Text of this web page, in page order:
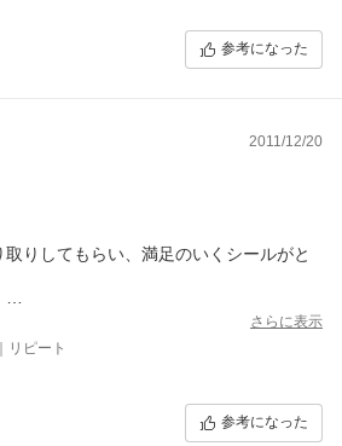
参考になった
2011/12/20
りしてもらい、満足のいくシールがと
さらに表示
リピート
参考になった